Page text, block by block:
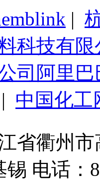
|
科技有
司阿里巴
| 中国化工
省衢州
电话：